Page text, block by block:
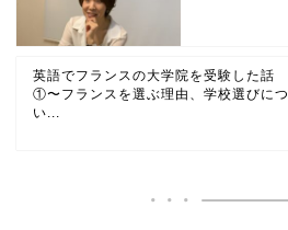
英語でフランスの大学院を受験した話
①〜フランスを選ぶ理由、学校選びにつ
い...